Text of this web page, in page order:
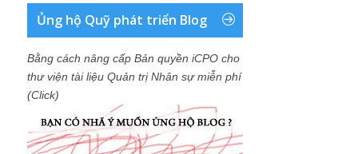
Ủng hộ Quỹ phát triển Blog
Bằng cách nâng cấp Bản quyền iCPO cho
thư viện tài liệu Quản trị Nhân sự miễn phí
(Click)